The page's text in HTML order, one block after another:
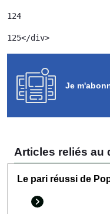
124
125</div>
Je
Articles reliés au
Le pari réussi de